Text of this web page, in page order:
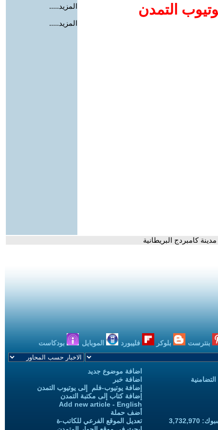
التمدن
المزيد.....
المزيد.....
كامبردج البريطانية
بنترست بلوكر فليبورد الموبايل بودكاست
اضافة موضوع جديد
اضافة خبر
إضافة يوتيوب-فلم إلى يوتيوب التمدن
إضافة كتاب إلى مكتبة التمدن
Add new article - English
أضف حملة
تعديل الموقع الفرعي للكاتب-ة